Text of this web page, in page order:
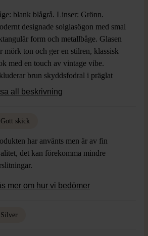
blank blågrå. Linser: Grönn.
designade solglasögon med smal
form och metallbåge. Glasen
mörk ton och ger en stilren, klassisk
med en touch av vintage vibe.
brun skyddsfodral i präglat
och putsduk från Ray-Ban.
all beskrivning
Gott skick
har använts men är av fin
det kan förekomma mindre
mer om hur vi bedömer
Silver